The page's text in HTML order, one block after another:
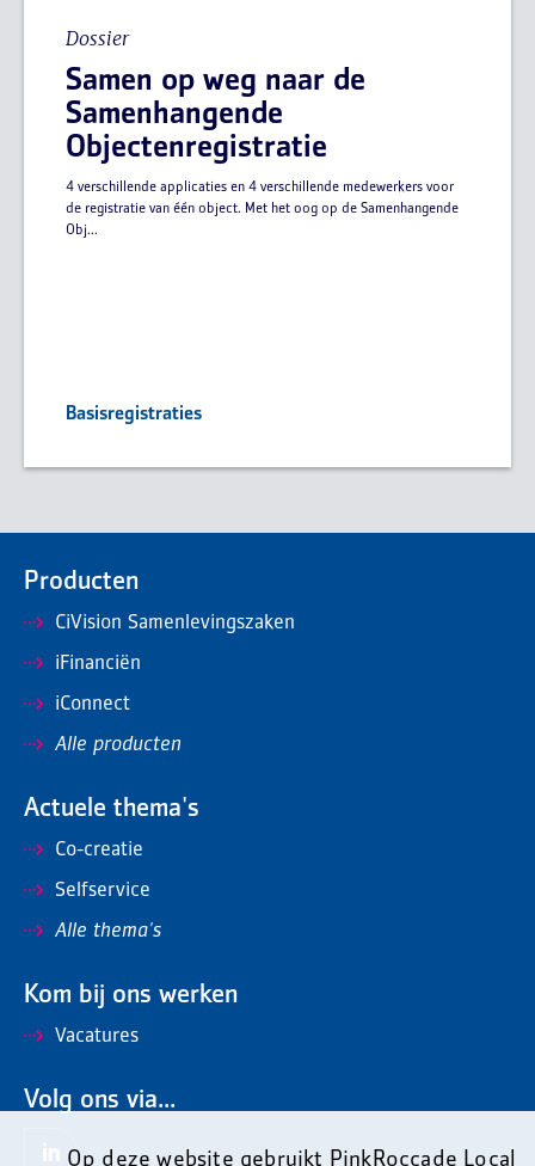
Dossier
Samen op weg naar de
Samenhangende
Objectenregistratie
4 verschillende applicaties en 4 verschillende medewerkers voor
de registratie van één object. Met het oog op de Samenhangende
Obj...
Basisregistraties
Op deze website gebruikt PinkRoccade Local
Producten
CiVision Samenlevingszaken
iFinanciën
iConnect
Alle producten
Actuele thema's
Co-creatie
Selfservice
Alle thema's
Kom bij ons werken
Vacatures
Volg ons via...